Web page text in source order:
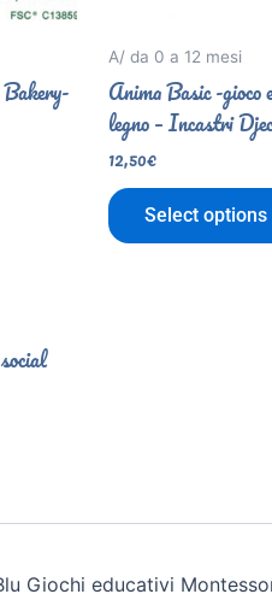
A/ da 0 a 12 mesi
Anima Basic -gioco
legno – Incastri
12,50€
Select options
Giochi educativi